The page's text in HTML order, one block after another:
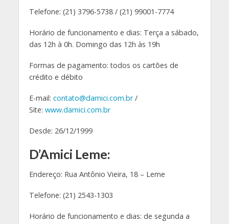
Telefone: (21) 3796-5738 / (21) 99001-7774
Horário de funcionamento e dias: Terça a sábado,
das 12h à 0h. Domingo das 12h às 19h
Formas de pagamento: todos os cartões de
crédito e débito
E-mail: contato@damici.com.br/
Site: www.damici.com.br
Desde: 26/12/1999
D’Amici Leme:
Endereço: Rua Antônio Vieira, 18 – Leme
Telefone: (21) 2543-1303
Horário de funcionamento e dias: de segunda a